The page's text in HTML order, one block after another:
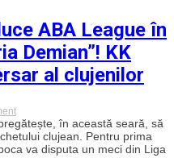
Adriatică
cu
victorie
și
moralul
sus
în
Top
ABA League în
Demian”! KK
al clujenilor
on
U-
BT
Cluj-
Napoca
în această seară, să
clujean. Pentru prima
va disputa un meci din Liga